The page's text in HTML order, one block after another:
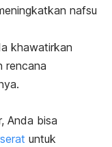
nafsu
khawatirkan
rencana
Anda bisa
untuk